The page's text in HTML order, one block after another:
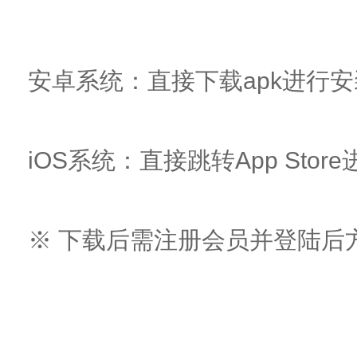
安卓系统：直接下载apk进行
iOS系统：直接跳转App Store
※ 下载后需注册会员并登陆后